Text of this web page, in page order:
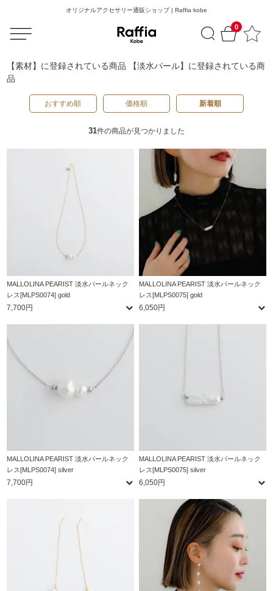
0
オリジナルアクセサリー通販ショップ | Raffia kobe
【素材】 に登録されている商品 【淡水パール】 に登録されている商
品
おすすめ順 価格順 新着順
31件の商品が見つかりました
MALLOLINA PEARIST 淡水パールネック
レス[MLPS0074] gold
7,700円
MALLOLINA PEARIST 淡水パールネック
レス[MLPS0075] gold
6,050円
MALLOLINA PEARIST 淡水パールネック
レス[MLPS0074] silver
7,700円
MALLOLINA PEARIST 淡水パールネック
レス[MLPS0075] silver
6,050円